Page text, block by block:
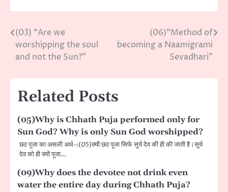
Post
navigation
(03) “Are we
worshipping the soul
and not the Sun?”
(06)“Method of
becoming a Naamigrami
Sevadhari”
Related Posts
(05)Why is Chhath Puja performed only for
Sun God? Why is only Sun God worshipped?
छठ पूजा का असली अर्थ-:(05)क्यों छठ पूजा सिर्फ सूर्य देव की ही की जाती है।सूर्य
देव को ही क्यों पूजा…
(09)Why does the devotee not drink even
water the entire day during Chhath Puja?